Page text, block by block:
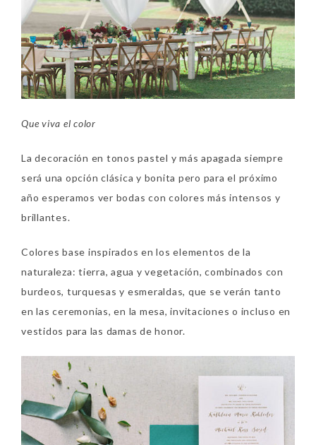
Que viva el color
La decoración en tonos pastel y más apagada siempre
será una opción clásica y bonita pero para el próximo
año esperamos ver bodas con colores más intensos y
brillantes.
Colores base inspirados en los elementos de la
naturaleza: tierra, agua y vegetación, combinados con
burdeos, turquesas y esmeraldas, que se verán tanto
en las ceremonias, en la mesa, invitaciones o incluso en
vestidos para las damas de honor.